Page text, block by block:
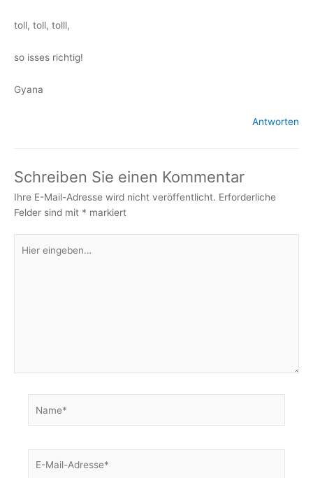
toll, toll, tolll,
so isses richtig!
Gyana
Antworten
Schreiben Sie einen Kommentar
Ihre E-Mail-Adresse wird nicht veröffentlicht. Erforderliche
Felder sind mit * markiert
eingeben…
Mail-